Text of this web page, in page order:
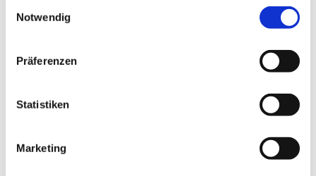
Notwendig
Präferenzen
Statistiken
Marketing